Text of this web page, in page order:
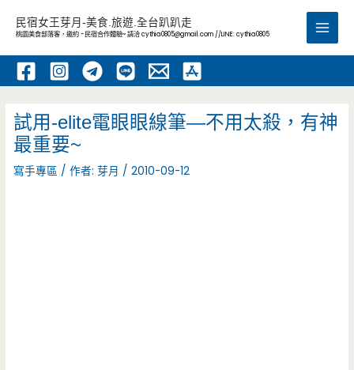
內
民宿女王芽月-美食.旅遊.全台趴趴走
桃園美食部落客，邀約 -民宿合作體驗~ 請洽cythia0805@gmail.com //LINE: cythia0805
Main
試用-elite電眼眼線筆—不用太殺，有神
最重要~
寫手專區 / 作者:芽月 /2010-09-12